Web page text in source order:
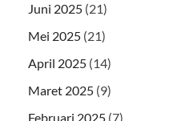
Juni 2025 (21)
Mei 2025 (21)
April 2025 (14)
Maret 2025 (9)
Februari 2025 (7)